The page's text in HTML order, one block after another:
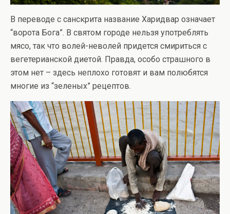
В переводе с санскрита название Харидвар означает
“ворота Бога”. В святом городе нельзя употреблять
мясо, так что волей-неволей придется смириться с
вегетерианской диетой. Правда, особо страшного в
этом нет – здесь неплохо готовят и вам полюбятся
многие из “зеленых” рецептов.